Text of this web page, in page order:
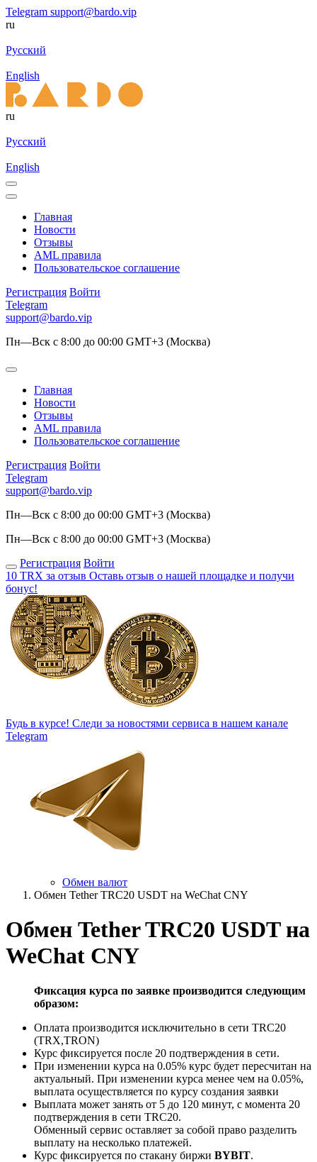
Telegram support@bardo.vip
ru
Русский
English
ru
Русский
English
Главная
Новости
Отзывы
AML правила
Пользовательское соглашение
Регистрация Войти
Telegram
support@bardo.vip
Пн—Вск с 8:00 до 00:00 GMT+3 (Москва)
Главная
Новости
Отзывы
AML правила
Пользовательское соглашение
Регистрация Войти
Telegram
support@bardo.vip
Пн—Вск с 8:00 до 00:00 GMT+3 (Москва)
Пн—Вск с 8:00 до 00:00 GMT+3 (Москва)
Регистрация Войти
10 TRX за отзыв Оставь отзыв о нашей площадке и получи
бонус!
Будь в курсе! Следи за новостями сервиса в нашем канале
Telegram
Обмен валют
Обмен Tether TRC20 USDT на WeChat CNY
Обмен Tether TRC20 USDT на
WeChat CNY
Фиксация курса по заявке производится следующим
образом:
Оплата производится исключительно в сети TRC20
(TRX,TRON)
Курс фиксируется после 20 подтверждения в сети.
При изменении курса на 0.05% курс будет пересчитан на
актуальный. При изменении курса менее чем на 0.05%,
выплата осуществляется по курсу создания заявки
Выплата может занять от 5 до 120 минут, с момента 20
подтверждения в сети TRC20.
Обменный сервис оставляет за собой право разделить
выплату на несколько платежей.
Курс фиксируется по стакану биржи BYBIT.